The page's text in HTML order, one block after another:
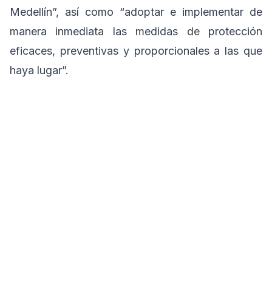
Medellín”, así como “adoptar e implementar de
manera inmediata las medidas de protección
eficaces, preventivas y proporcionales a las que
haya lugar”.